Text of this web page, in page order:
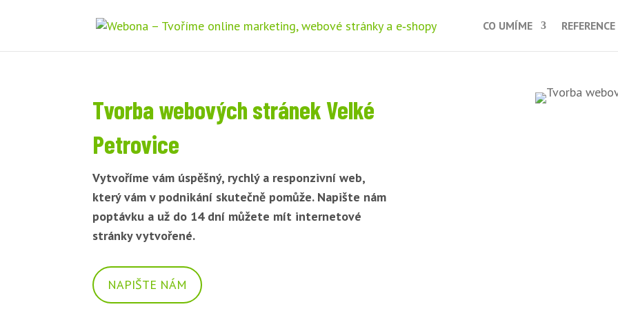
CO UMÍME REFERENCE
Tvorba webových stránek Velké
Petrovice
Vytvoříme vám úspěšný, rychlý a responzivní web,
který vám v podnikání skutečně pomůže. Napište nám
poptávku a už do 14 dní můžete mít internetové
stránky vytvořené.
NAPIŠTE NÁM